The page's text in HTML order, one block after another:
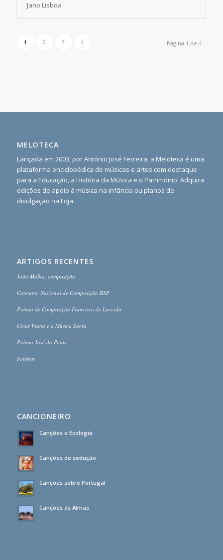
Jano Lisboa
Página 1 de 4
1 2 3 4
MELOTECA
Lançada em 2003, por António José Ferreira, a Meloteca é uma
plataforma enciclopédica de músicas e artes com destaque
para a Educação, a História da Música e o Património. Adquira
edições de apoio à música na infância ou planos de
divulgação na Loja.
ARTIGOS RECENTES
João Malha, composição
Concurso Nacional de Composição BSP
Prémio de Composição Francisco de Lacerda
César Viana e a Música Sacra
Prémio José da Ponte
Folefest
CANCIONEIRO
Canções e Ecologia
Canções de sedução
Canções sobre Portugal
Canções às Almas